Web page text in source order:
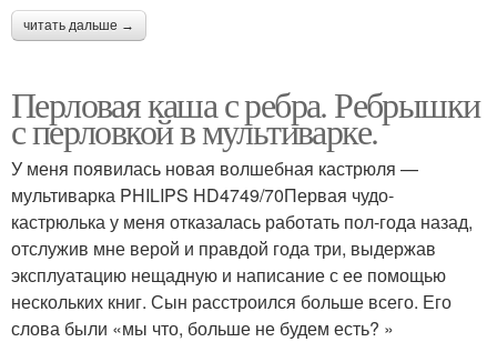
читать дальше →
Перловая каша с ребра. Ребрышки
с перловкой в мультиварке.
У меня появилась новая волшебная кастрюля —
мультиварка PHILIPS HD4749/70Первая чудо-
кастрюлька у меня отказалась работать пол-года назад,
отслужив мне верой и правдой года три, выдержав
эксплуатацию нещадную и написание с ее помощью
нескольких книг. Сын расстроился больше всего. Его
слова были «мы что, больше не будем есть? »